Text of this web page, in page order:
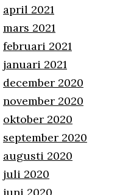
april 2021
mars 2021
februari 2021
januari 2021
december 2020
november 2020
oktober 2020
september 2020
augusti 2020
juli 2020